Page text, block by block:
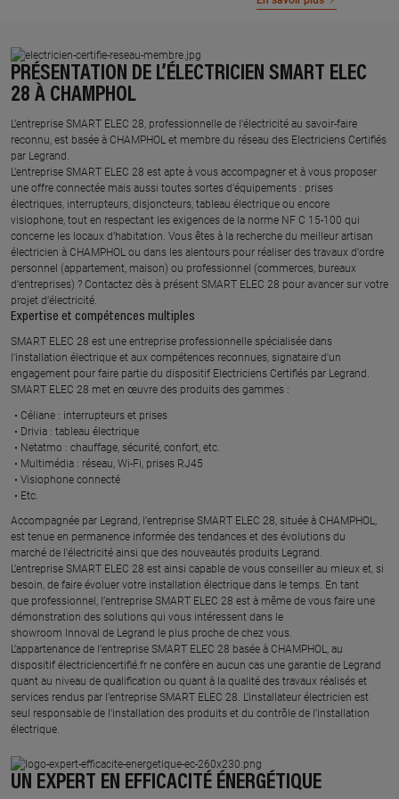
PRÉSENTATION DE L’ÉLECTRICIEN SMART ELEC
28 À CHAMPHOL
L’entreprise SMART ELEC 28, professionnelle de l’électricité au savoir-faire
reconnu, est basée à CHAMPHOL et membre du réseau des Electriciens Certifiés
par Legrand.​
L’entreprise SMART ELEC 28 est apte à vous accompagner et à vous proposer
une offre connectée mais aussi toutes sortes d'équipements : prises
électriques, interrupteurs, disjoncteurs, tableau électrique ou encore
visiophone, tout en respectant les exigences de la norme NF C 15-100 qui
concerne les locaux d’habitation. Vous êtes à la recherche du meilleur artisan
électricien à CHAMPHOL ou dans les alentours pour réaliser des travaux d'ordre
personnel (appartement, maison) ou professionnel (commerces, bureaux
d'entreprises) ? Contactez dès à présent SMART ELEC 28 pour avancer sur votre
projet d’électricité.
Expertise et compétences multiples​
​SMART ELEC 28 est une entreprise professionnelle spécialisée dans
l’installation électrique et aux compétences reconnues, ​signataire d'un
engagement pour faire partie du dispositif Electriciens Certifiés par Legrand​.
SMART ELEC 28 met en œuvre des produits des gammes : ​
Céliane : interrupteurs et prises ​
Drivia : tableau électrique ​
Netatmo : chauffage, sécurité, confort, etc.​
Multimédia : réseau, Wi-Fi, prises RJ45​
Visiophone connecté​
Etc.​
​Accompagnée par Legrand, l’entreprise SMART ELEC 28, située à CHAMPHOL,
est tenue en permanence informée des tendances et des évolutions du
marché de l'électricité ainsi que des nouveautés produits Legrand.
L’entreprise SMART ELEC 28 est ainsi capable de vous conseiller au mieux et, si
besoin, de faire évoluer votre installation électrique dans le temps. En tant
que professionnel, l’entreprise SMART ELEC 28 est à même de vous faire une
démonstration des solutions qui vous intéressent dans le
showroom Innoval de Legrand le plus proche de chez vous.​
L’appartenance de l’entreprise SMART ELEC 28 basée à CHAMPHOL, au
dispositif électriciencertifié.fr ne confère en aucun cas une garantie de Legrand
quant au niveau de qualification ou quant à la qualité des travaux réalisés et
services rendus par l’entreprise SMART ELEC 28. L’installateur électricien est
seul responsable de l’installation des produits et du contrôle de l’installation
électrique.
UN EXPERT EN EFFICACITÉ ÉNERGÉTIQUE